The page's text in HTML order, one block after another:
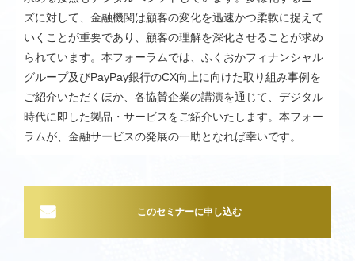
ズに対して、金融機関は顧客の変化を迅速かつ柔軟に捉えて
いくことが重要であり、顧客の理解を深化させることが求め
られています。本フォーラムでは、ふくおかフィナンシャル
グループ及びPayPay銀行のCX向上に向けた取り組み事例を
ご紹介いただくほか、各協賛企業の講演を通じて、デジタル
時代に即した製品・サービスをご紹介いたします。本フォー
ラムが、金融サービスの発展の一助となれば幸いです。
このセミナーに申し込む